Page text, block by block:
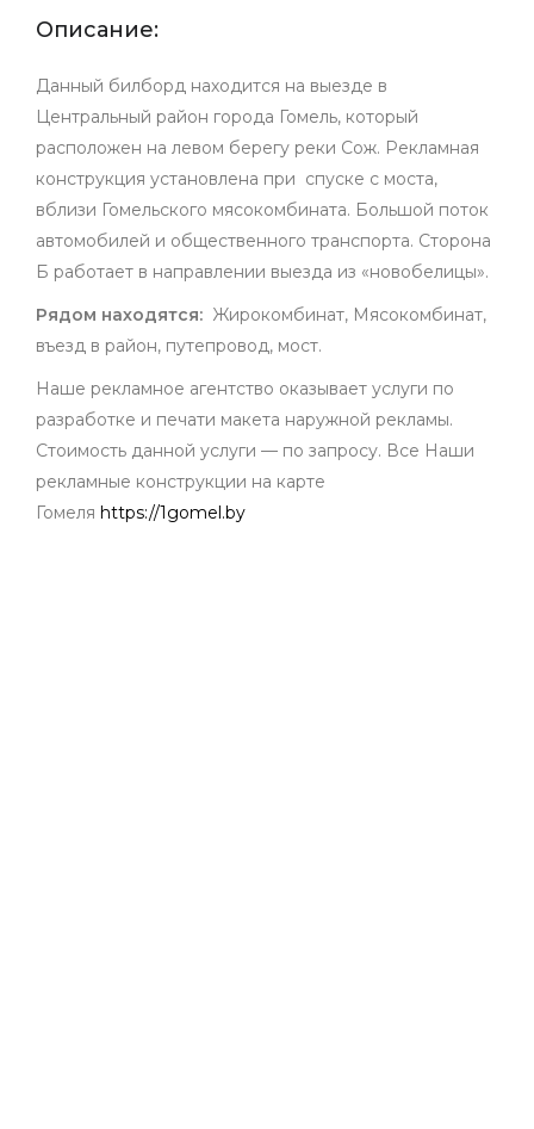
Описание:
Данный билборд находится на выезде в
Центральный район города Гомель, который
расположен на левом берегу реки Сож. Рекламная
конструкция установлена при спуске с моста,
вблизи Гомельского мясокомбината. Большой поток
автомобилей и общественного транспорта. Сторона
Б работает в направлении выезда из «новобелицы».
Рядом находятся: Жирокомбинат, Мясокомбинат,
въезд в район, путепровод, мост.
Наше рекламное агентство оказывает услуги по
разработке и печати макета наружной рекламы.
Стоимость данной услуги — по запросу. Все Наши
рекламные конструкции на карте
Гомеля https://1gomel.by